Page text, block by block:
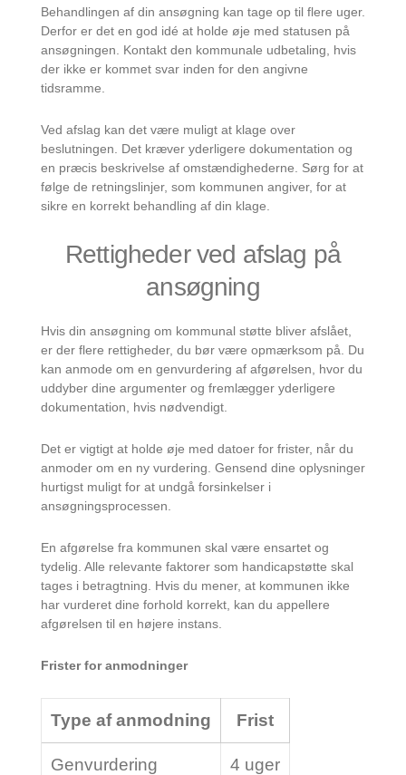
Behandlingen af din ansøgning kan tage op til flere uger.
Derfor er det en god idé at holde øje med statusen på
ansøgningen. Kontakt den kommunale udbetaling, hvis
der ikke er kommet svar inden for den angivne
tidsramme.
Ved afslag kan det være muligt at klage over
beslutningen. Det kræver yderligere dokumentation og
en præcis beskrivelse af omstændighederne. Sørg for at
følge de retningslinjer, som kommunen angiver, for at
sikre en korrekt behandling af din klage.
Rettigheder ved afslag på
ansøgning
Hvis din ansøgning om kommunal støtte bliver afslået,
er der flere rettigheder, du bør være opmærksom på. Du
kan anmode om en genvurdering af afgørelsen, hvor du
uddyber dine argumenter og fremlægger yderligere
dokumentation, hvis nødvendigt.
Det er vigtigt at holde øje med datoer for frister, når du
anmoder om en ny vurdering. Gensend dine oplysninger
hurtigst muligt for at undgå forsinkelser i
ansøgningsprocessen.
En afgørelse fra kommunen skal være ensartet og
tydelig. Alle relevante faktorer som handicapstøtte skal
tages i betragtning. Hvis du mener, at kommunen ikke
har vurderet dine forhold korrekt, kan du appellere
afgørelsen til en højere instans.
Frister for anmodninger
Type af anmodning Frist
Genvurdering 4 uger